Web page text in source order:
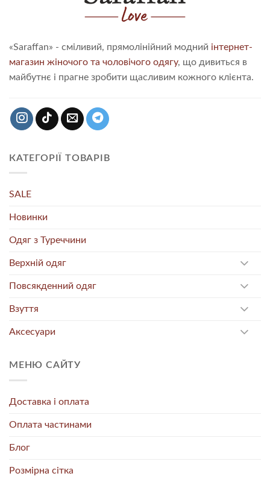
«Saraffan» - сміливий, прямолінійний модний інтернет-
магазин жіночого та чоловічого одягу, що дивиться в
майбутнє і прагне зробити щасливим кожного клієнта.
КАТЕГОРІЇ ТОВАРІВ
SALE
Новинки
Одяг з Туреччини
Верхній одяг
Повсякденний одяг
Взуття
Аксесуари
МЕНЮ САЙТУ
Доставка і оплата
Оплата частинами
Блог
Розмірна сітка